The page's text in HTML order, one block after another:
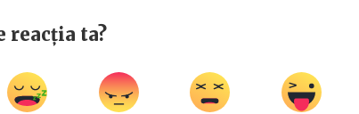
reacția ta?